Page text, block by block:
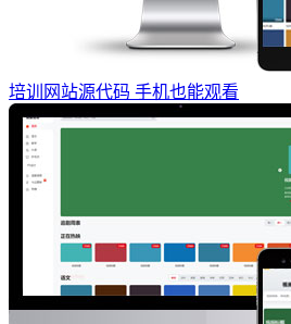
培训网站源代码 手机也能观看